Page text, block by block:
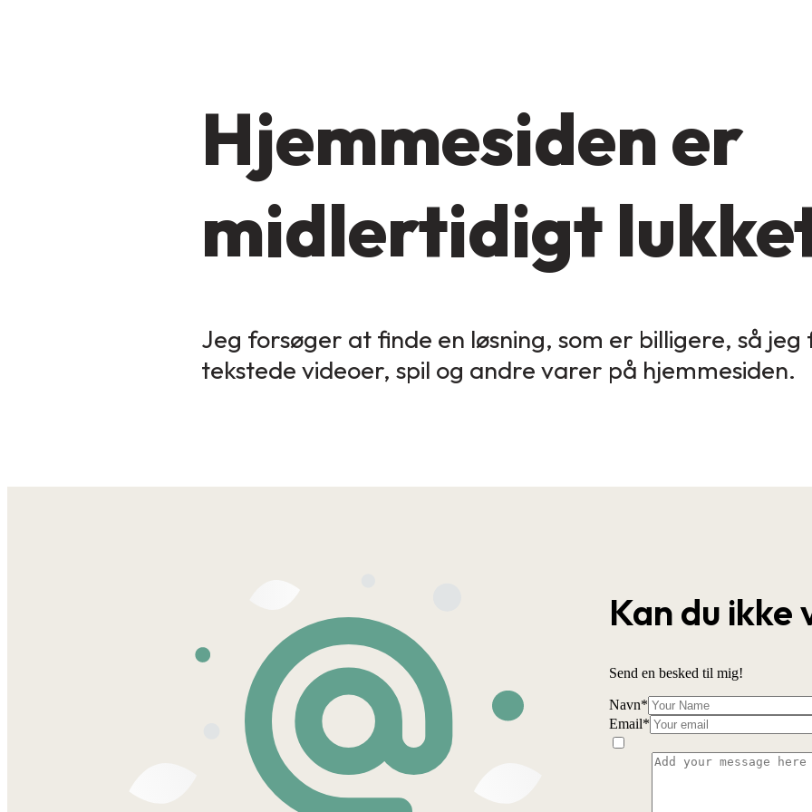
Hjemmesiden er
midlertidigt
Jeg forsøger at finde en løsning, som er billigere, så
tekstede videoer, spil og andre varer på hjemmesiden.
Kan du ikke
Send en besked til mig!
Navn*
Email*